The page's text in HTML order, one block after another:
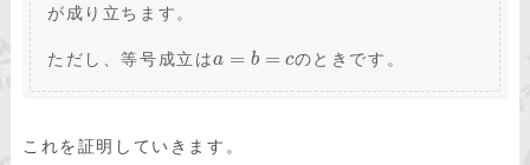
が成り立ちます。
ただし、等号成立はa = b = cのときです。
これを証明していきます。